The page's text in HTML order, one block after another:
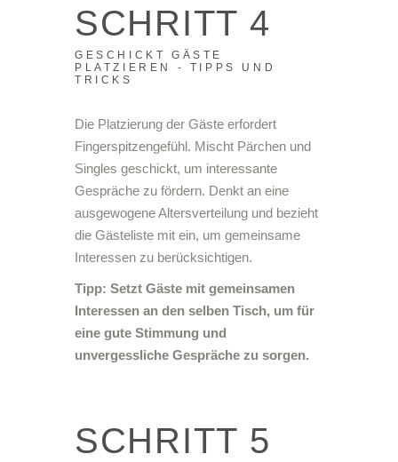
SCHRITT 4
GESCHICKT GÄSTE
PLATZIEREN - TIPPS UND
TRICKS
Die Platzierung der Gäste erfordert
Fingerspitzengefühl. Mischt Pärchen und
Singles geschickt, um interessante
Gespräche zu fördern. Denkt an eine
ausgewogene Altersverteilung und bezieht
die Gästeliste mit ein, um gemeinsame
Interessen zu berücksichtigen.
Tipp: Setzt Gäste mit gemeinsamen
Interessen an den selben Tisch, um für
eine gute Stimmung und
unvergessliche Gespräche zu sorgen.
SCHRITT 5